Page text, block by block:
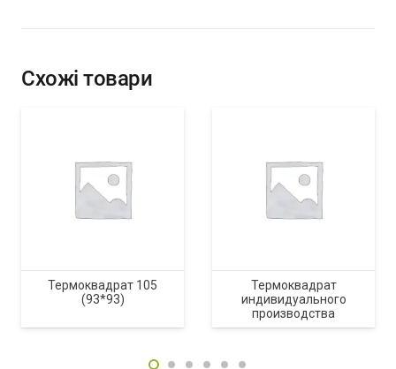
Схожі товари
Термоквадрат 105
(93*93)
Термоквадрат
индивидуального
производства